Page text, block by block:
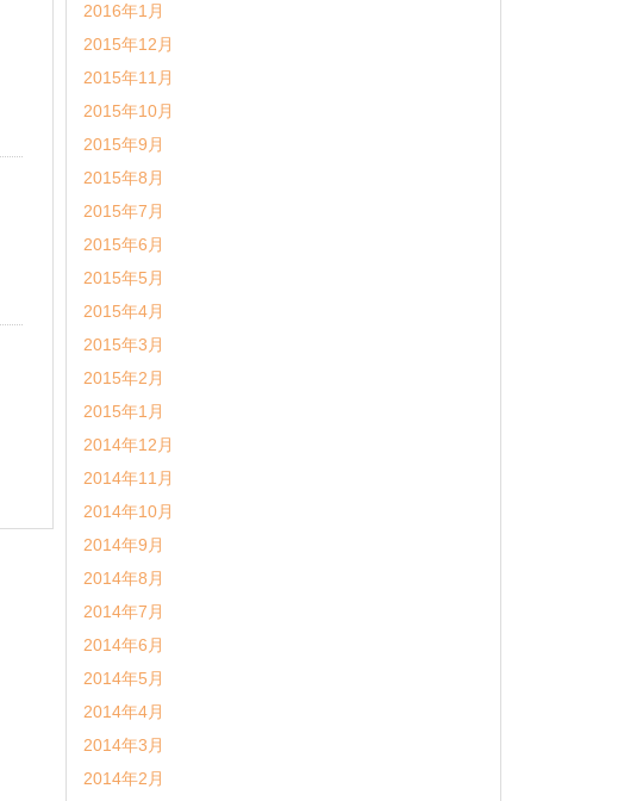
2016年1月
2015年12月
2015年11月
2015年10月
2015年9月
2015年8月
2015年7月
2015年6月
2015年5月
2015年4月
2015年3月
2015年2月
2015年1月
2014年12月
2014年11月
2014年10月
2014年9月
2014年8月
2014年7月
2014年6月
2014年5月
2014年4月
2014年3月
2014年2月